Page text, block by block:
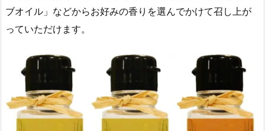
ブオイル」などからお好みの香りを選んでかけて召し上が
っていただけます。